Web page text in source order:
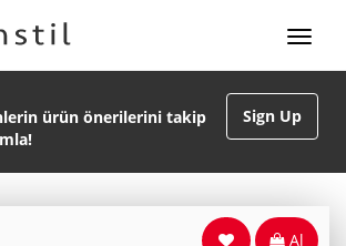
Sign Up
ürün önerilerini takip
Al